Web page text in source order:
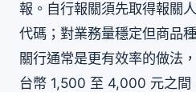
報。自行報關須先取得報關
代碼；對業務量穩定但商品
關行通常是更有效率的做法
台幣 1,500 至 4,000 元之間